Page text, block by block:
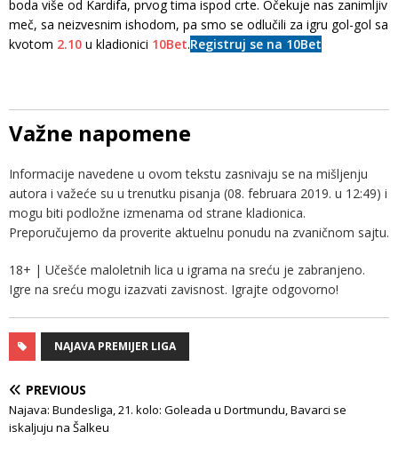
boda više od Kardifa, prvog tima ispod crte. Očekuje nas zanimljiv
meč, sa neizvesnim ishodom, pa smo se odlučili za igru gol-gol sa
kvotom 2.10 u kladionici 10Bet.Registruj se na 10Bet
Važne napomene
Informacije navedene u ovom tekstu zasnivaju se na mišljenju
autora i važeće su u trenutku pisanja (08. februara 2019. u 12:49) i
mogu biti podložne izmenama od strane kladionica.
Preporučujemo da proverite aktuelnu ponudu na zvaničnom sajtu.
18+ | Učešće maloletnih lica u igrama na sreću je zabranjeno.
Igre na sreću mogu izazvati zavisnost. Igrajte odgovorno!
NAJAVA PREMIJER LIGA
PREVIOUS
Najava: Bundesliga, 21. kolo: Goleada u Dortmundu, Bavarci se
iskaljuju na Šalkeu